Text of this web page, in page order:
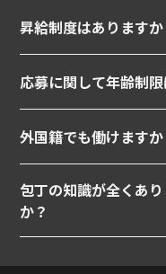
ったスタッフでも努
接は実施していませ
接ができる方のみと
たお仕事はございませ
昇給制度はありますか
すので、頑張った分
収して学び、スキル
応募に関して年齢制
募できます。また学
外国籍でも働けますか
はい。ネイティブレ
方でしたらどなたでも
ビザをお持ちの方に
包丁の知識が全くあ
か？